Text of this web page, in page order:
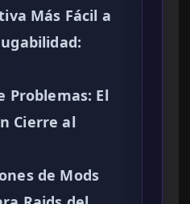
Más Fácil a
Problemas: El
Cierre al
de Mods